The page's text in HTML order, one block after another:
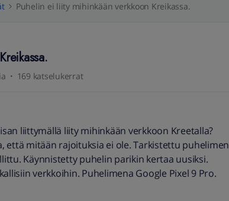
Puhelin ei liity mihinkään verkkoon Kreikassa.
169 katselukerrat
liittymällä liity mihinkään verkkoon Kreetalla?
että mitään rajoituksia ei ole. Tarkistettu puhelimen
Käynnistetty puhelin parikin kertaa uusiksi.
verkkoihin. Puhelimena Google Pixel 9 Pro.